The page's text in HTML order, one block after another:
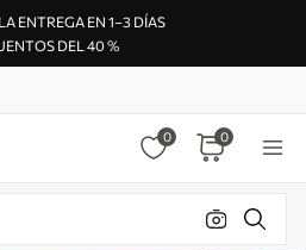
ENTREGA EN 1–3 DÍAS
DEL 40 %
0 0